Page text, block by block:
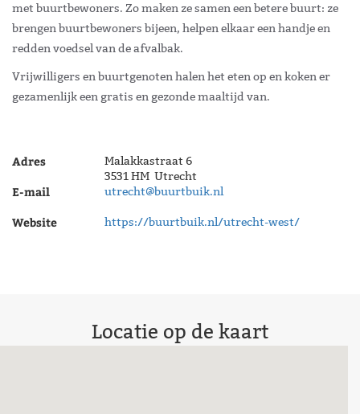
met buurtbewoners. Zo maken ze samen een betere buurt: ze
brengen buurtbewoners bijeen, helpen elkaar een handje en
redden voedsel van de afvalbak.
Vrijwilligers en buurtgenoten halen het eten op en koken er
gezamenlijk een gratis en gezonde maaltijd van.
Adres
Malakkastraat 6
3531 HM Utrecht
E-mail utrecht@buurtbuik.nl
Website https://buurtbuik.nl/utrecht-west/
Locatie op de kaart